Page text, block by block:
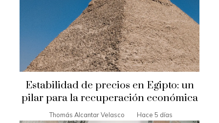
Estabilidad de precios en Egipto: un
pilar para la recuperación económica
Thomás Alcantar Velasco Hace 5 días